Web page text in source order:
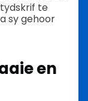
te
sy gehoor
en